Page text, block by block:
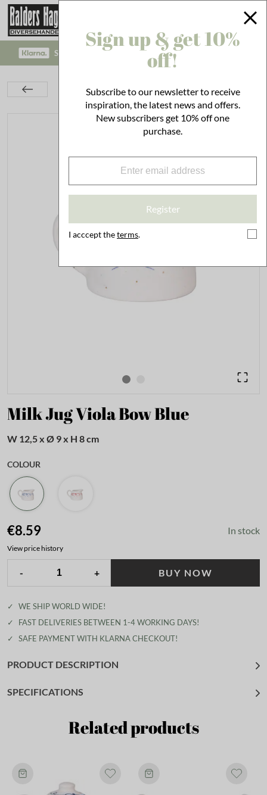
SAFE PAYMENT WITH KLARNA CHECKOUT!
Milk Jug Viola Bow Blue
Milk Jug Viola Bow Blue
W 12,5 x Ø 9 x H 8 cm
COLOUR
€8.59 In stock
View price history
- + BUY NOW
✓
WE SHIP WORLD WIDE!
✓
FAST DELIVERIES BETWEEN 1-4 WORKING DAYS!
✓
SAFE PAYMENT WITH KLARNA CHECKOUT!
PRODUCT DESCRIPTION
SPECIFICATIONS
Related products
Sign up & get 10%
off!
Subscribe to our newsletter to receive
inspiration, the latest news and offers.
New subscribers get 10% off one
purchase.
Register
I acccept theterms.